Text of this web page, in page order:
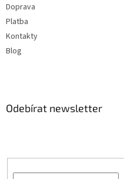
Doprava
Platba
Kontakty
Blog
Odebírat newsletter